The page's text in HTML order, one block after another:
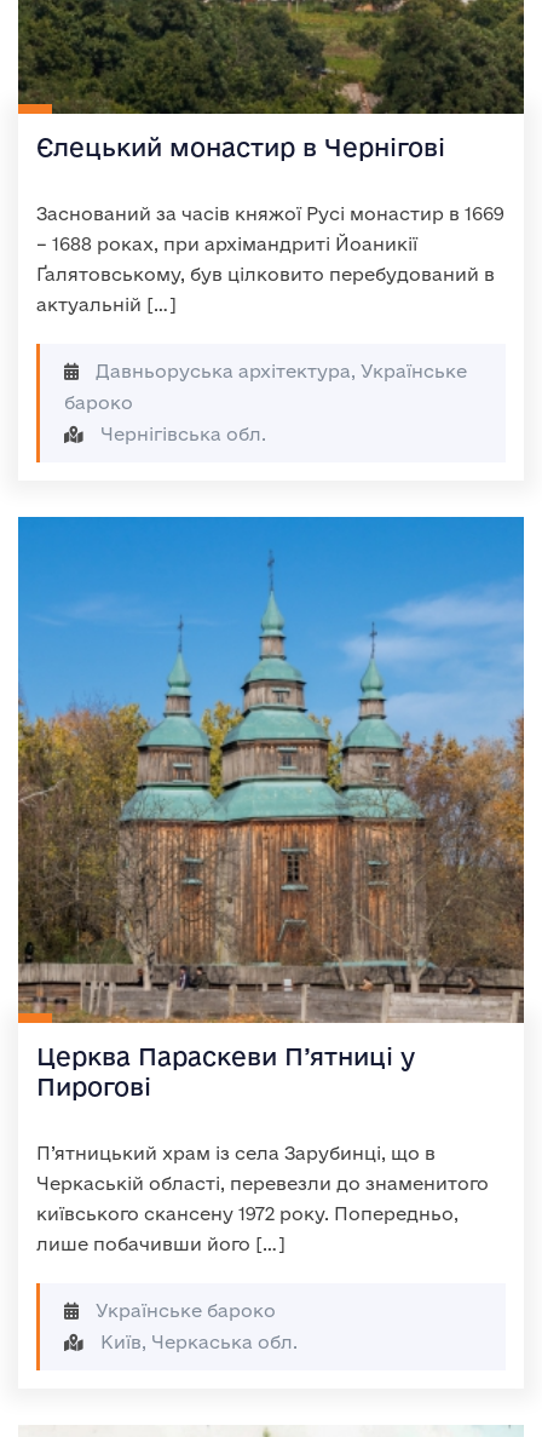
Єлецький монастир в Чернігові
Заснований за часів княжої Русі монастир в 1669
– 1688 роках, при архімандриті Йоаникії
Ґалятовському, був цілковито перебудований в
актуальній […]
Давньоруська архітектура, Українське
бароко
Чернігівська обл.
Церква Параскеви П’ятниці у
Пирогові
П’ятницький храм із села Зарубинці, що в
Черкаській області, перевезли до знаменитого
київського скансену 1972 року. Попередньо,
лише побачивши його […]
Українське бароко
Київ, Черкаська обл.